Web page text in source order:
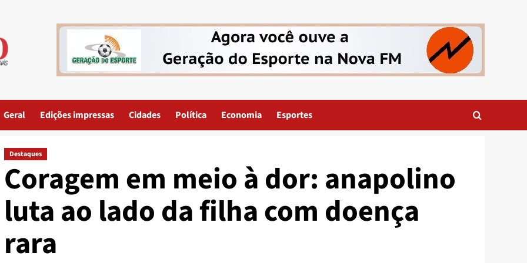
Geral Edições impressas Cidades Política Economia Esportes
Destaques
Coragem em meio à dor: anapolino
luta ao lado da filha com doença
rara